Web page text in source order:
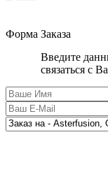
Форма Заказа
Введите
связаться с